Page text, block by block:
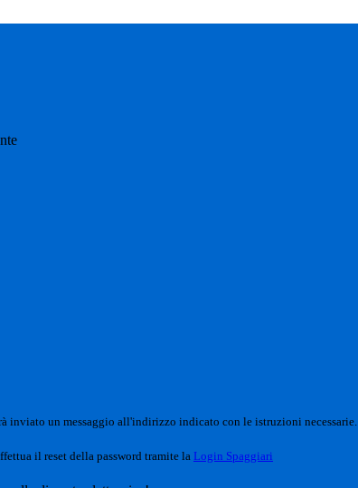
inviato un messaggio all'indirizzo indicato con le istruzioni necessarie.
il reset della password tramite la Login Spaggiari